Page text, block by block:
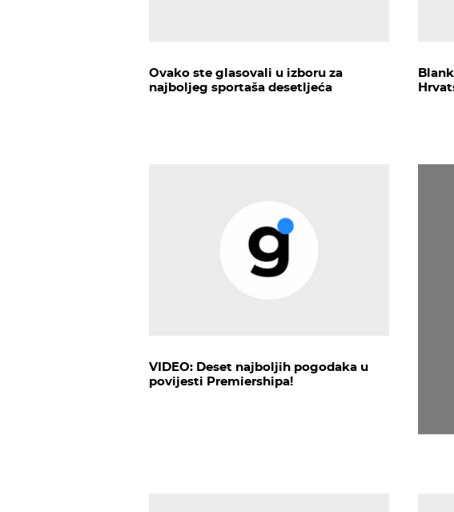
Ovako ste glasovali u izboru za
najboljeg sportaša desetljeća
VIDEO: Deset najboljih pogodaka u
povijesti Premiershipa!